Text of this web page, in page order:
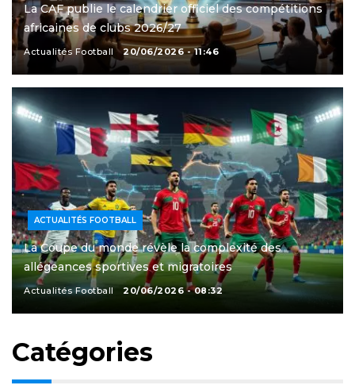
La CAF publie le calendrier officiel des compétitions
africaines de clubs 2026/27
Actualités Football 20/06/2026 - 11:46
ACTUALITÉS FOOTBALL
La Coupe du monde révèle la complexité des
allégeances sportives et migratoires
Actualités Football 20/06/2026 - 08:32
Catégories